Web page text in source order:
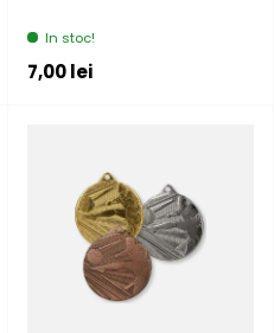
In stoc!
Pret initial
7,00 lei